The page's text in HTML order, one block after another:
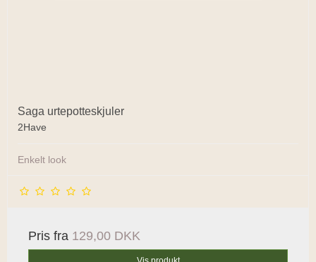
Saga urtepotteskjuler
2Have
Enkelt look
Pris fra 129,00 DKK